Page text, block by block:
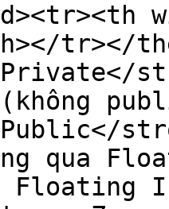
tr></
(không
qua
Floating